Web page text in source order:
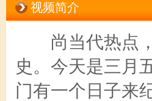
视频简介
尚当代热点，
史。今天是三月
门有一个日子来